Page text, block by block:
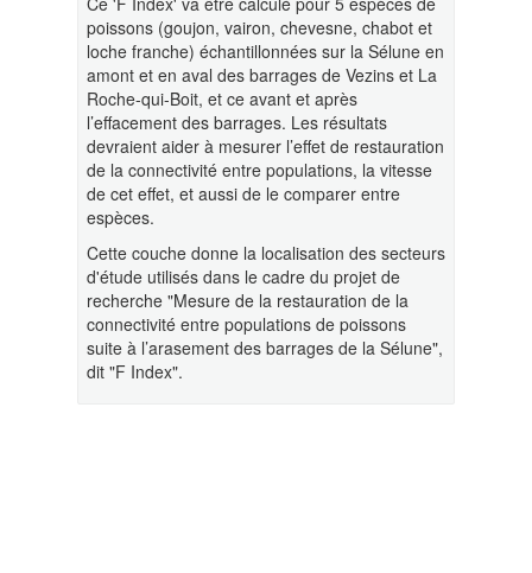
poissons (goujon, vairon, chevesne, chabot et
loche franche) échantillonnées sur la Sélune en
amont et en aval des barrages de Vezins et La
Roche-qui-Boit, et ce avant et après
l’effacement des barrages. Les résultats
devraient aider à mesurer l’effet de restauration
de la connectivité entre populations, la vitesse
de cet effet, et aussi de le comparer entre
espèces.
Cette couche donne la localisation des secteurs
d'étude utilisés dans le cadre du projet de
recherche "Mesure de la restauration de la
connectivité entre populations de poissons
suite à l’arasement des barrages de la Sélune",
dit "F Index".